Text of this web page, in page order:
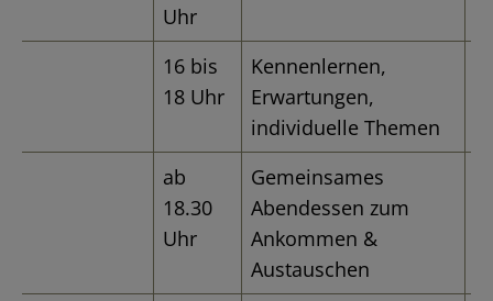
Uhr
16 bis
18 Uhr
Kennenlernen,
Erwartungen,
individuelle Themen
ab
18.30
Uhr
Gemeinsames
Abendessen zum
Ankommen &
Austauschen